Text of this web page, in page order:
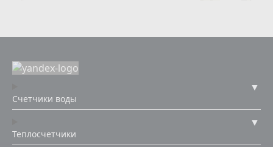
Счетчики воды
Теплосчетчики